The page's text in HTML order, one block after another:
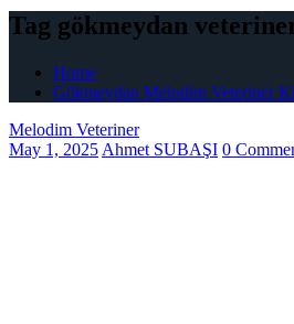
Tag gökmeydan
Home
Gökmeydan Melodim Veteriner
Melodim Veteriner
May 1, 2025 Ahmet SUBAŞI 0